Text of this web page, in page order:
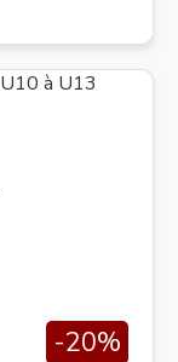
-20%